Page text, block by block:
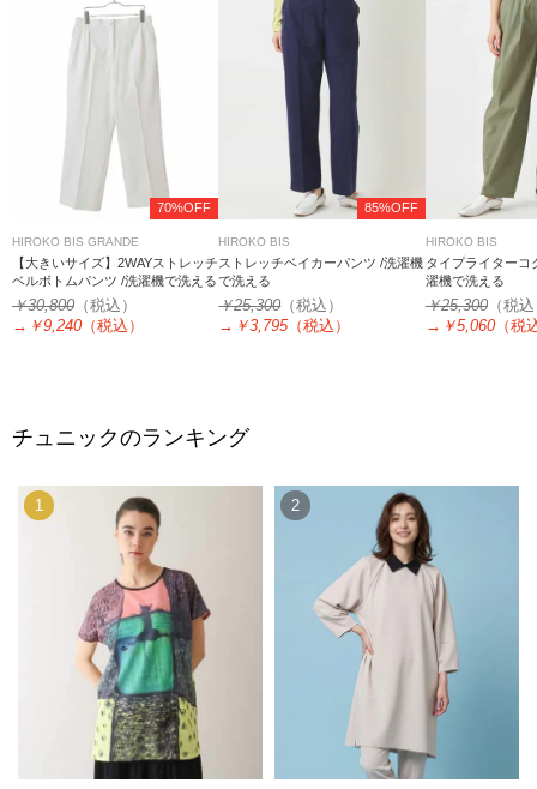
70%OFF
HIROKO BIS GRANDE
【大きいサイズ】2WAYストレッチ
ベルボトムパンツ /洗濯機で洗える
￥30,800 （税込）
→ ￥9,240 （税込）
85%OFF
HIROKO BIS
ストレッチベイカーパンツ /洗濯機
で洗える
￥25,300（税込）
→ ￥3,795（税込）
HIROKO BIS
タイプライターコ
濯機で洗える
￥25,300（税
→ ￥5,060（税
チュニックのランキング
1 2